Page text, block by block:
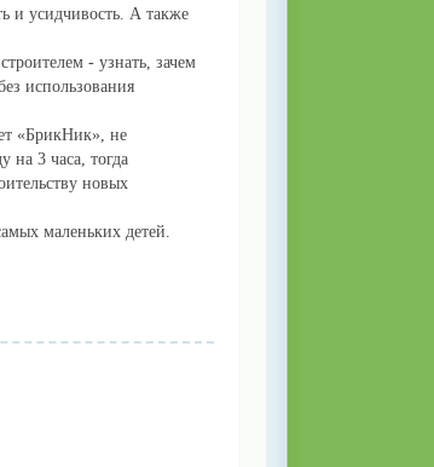
и усидчивость. А также
- узнать, зачем
использования
«БрикНик», не
на 3 часа, тогда
новых
маленьких детей.